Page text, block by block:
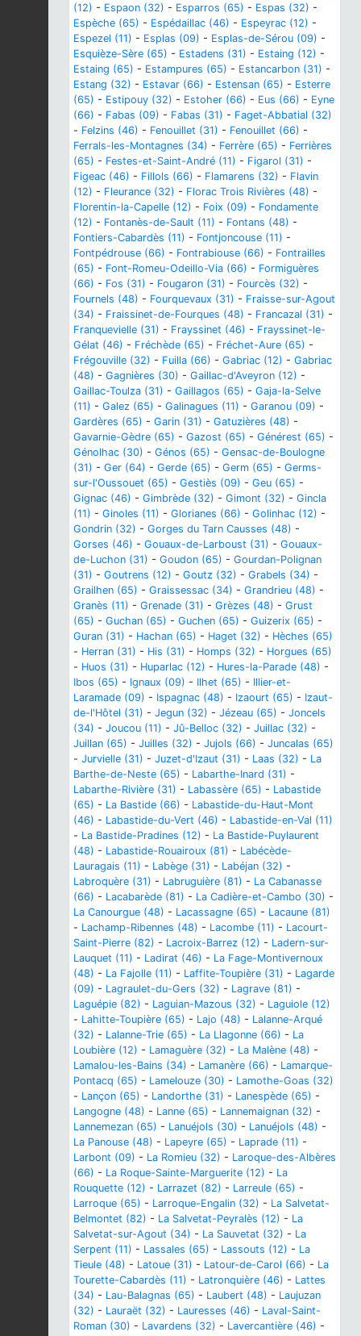
(12) - Espaon (32) - Esparros (65) - Espas (32) -
Espèche (65) - Espédaillac (46) - Espeyrac (12) -
Espezel (11) - Esplas (09) - Esplas-de-Sérou (09) -
Esquièze-Sère (65) - Estadens (31) - Estaing (12) -
Estaing (65) - Estampures (65) - Estancarbon (31) -
Estang (32) - Estavar (66) - Estensan (65) - Esterre
(65) - Estipouy (32) - Estoher (66) - Eus (66) - Eyne
(66) - Fabas (09) - Fabas (31) - Faget-Abbatial (32)
- Felzins (46) - Fenouillet (31) - Fenouillet (66) -
Ferrals-les-Montagnes (34) - Ferrère (65) - Ferrières
(65) - Festes-et-Saint-André (11) - Figarol (31) -
Figeac (46) - Fillols (66) - Flamarens (32) - Flavin
(12) - Fleurance (32) - Florac Trois Rivières (48) -
Florentin-la-Capelle (12) - Foix (09) - Fondamente
(12) - Fontanès-de-Sault (11) - Fontans (48) -
Fontiers-Cabardès (11) - Fontjoncouse (11) -
Fontpédrouse (66) - Fontrabiouse (66) - Fontrailles
(65) - Font-Romeu-Odeillo-Via (66) - Formiguères
(66) - Fos (31) - Fougaron (31) - Fourcès (32) -
Fournels (48) - Fourquevaux (31) - Fraisse-sur-Agout
(34) - Fraissinet-de-Fourques (48) - Francazal (31) -
Franquevielle (31) - Frayssinet (46) - Frayssinet-le-
Gélat (46) - Fréchède (65) - Fréchet-Aure (65) -
Frégouville (32) - Fuilla (66) - Gabriac (12) - Gabriac
(48) - Gagnières (30) - Gaillac-d'Aveyron (12) -
Gaillac-Toulza (31) - Gaillagos (65) - Gaja-la-Selve
(11) - Galez (65) - Galinagues (11) - Garanou (09) -
Gardères (65) - Garin (31) - Gatuzières (48) -
Gavarnie-Gèdre (65) - Gazost (65) - Générest (65) -
Génolhac (30) - Génos (65) - Gensac-de-Boulogne
(31) - Ger (64) - Gerde (65) - Germ (65) - Germs-
sur-l'Oussouet (65) - Gestiès (09) - Geu (65) -
Gignac (46) - Gimbrède (32) - Gimont (32) - Gincla
(11) - Ginoles (11) - Glorianes (66) - Golinhac (12) -
Gondrin (32) - Gorges du Tarn Causses (48) -
Gorses (46) - Gouaux-de-Larboust (31) - Gouaux-
de-Luchon (31) - Goudon (65) - Gourdan-Polignan
(31) - Goutrens (12) - Goutz (32) - Grabels (34) -
Grailhen (65) - Graissessac (34) - Grandrieu (48) -
Granès (11) - Grenade (31) - Grèzes (48) - Grust
(65) - Guchan (65) - Guchen (65) - Guizerix (65) -
Guran (31) - Hachan (65) - Haget (32) - Hèches (65)
- Herran (31) - His (31) - Homps (32) - Horgues (65)
- Huos (31) - Huparlac (12) - Hures-la-Parade (48) -
Ibos (65) - Ignaux (09) - Ilhet (65) - Illier-et-
Laramade (09) - Ispagnac (48) - Izaourt (65) - Izaut-
de-l'Hôtel (31) - Jegun (32) - Jézeau (65) - Joncels
(34) - Joucou (11) - Jû-Belloc (32) - Juillac (32) -
Juillan (65) - Juilles (32) - Jujols (66) - Juncalas (65)
- Jurvielle (31) - Juzet-d'Izaut (31) - Laas (32) - La
Barthe-de-Neste (65) - Labarthe-Inard (31) -
Labarthe-Rivière (31) - Labassère (65) - Labastide
(65) - La Bastide (66) - Labastide-du-Haut-Mont
(46) - Labastide-du-Vert (46) - Labastide-en-Val (11)
- La Bastide-Pradines (12) - La Bastide-Puylaurent
(48) - Labastide-Rouairoux (81) - Labécède-
Lauragais (11) - Labège (31) - Labéjan (32) -
Labroquère (31) - Labruguière (81) - La Cabanasse
(66) - Lacabarède (81) - La Cadière-et-Cambo (30) -
La Canourgue (48) - Lacassagne (65) - Lacaune (81)
- Lachamp-Ribennes (48) - Lacombe (11) - Lacourt-
Saint-Pierre (82) - Lacroix-Barrez (12) - Ladern-sur-
Lauquet (11) - Ladirat (46) - La Fage-Montivernoux
(48) - La Fajolle (11) - Laffite-Toupière (31) - Lagarde
(09) - Lagraulet-du-Gers (32) - Lagrave (81) -
Laguépie (82) - Laguian-Mazous (32) - Laguiole (12)
- Lahitte-Toupière (65) - Lajo (48) - Lalanne-Arqué
(32) - Lalanne-Trie (65) - La Llagonne (66) - La
Loubière (12) - Lamaguère (32) - La Malène (48) -
Lamalou-les-Bains (34) - Lamanère (66) - Lamarque-
Pontacq (65) - Lamelouze (30) - Lamothe-Goas (32)
- Lançon (65) - Landorthe (31) - Lanespède (65) -
Langogne (48) - Lanne (65) - Lannemaignan (32) -
Lannemezan (65) - Lanuéjols (30) - Lanuéjols (48) -
La Panouse (48) - Lapeyre (65) - Laprade (11) -
Larbont (09) - La Romieu (32) - Laroque-des-Albères
(66) - La Roque-Sainte-Marguerite (12) - La
Rouquette (12) - Larrazet (82) - Larreule (65) -
Larroque (65) - Larroque-Engalin (32) - La Salvetat-
Belmontet (82) - La Salvetat-Peyralès (12) - La
Salvetat-sur-Agout (34) - La Sauvetat (32) - La
Serpent (11) - Lassales (65) - Lassouts (12) - La
Tieule (48) - Latoue (31) - Latour-de-Carol (66) - La
Tourette-Cabardès (11) - Latronquière (46) - Lattes
(34) - Lau-Balagnas (65) - Laubert (48) - Laujuzan
(32) - Lauraët (32) - Lauresses (46) - Laval-Saint-
Roman (30) - Lavardens (32) - Lavercantière (46) -